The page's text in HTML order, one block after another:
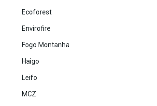
Ecoforest
Envirofire
Fogo Montanha
Haigo
Leifo
MCZ